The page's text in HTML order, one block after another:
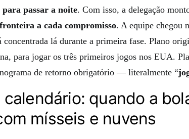
passar a noite. Com isso, a delegação
a cada compromisso. A equipe chegou
concentrada lá durante a primeira fase. Plano
para jogar os três primeiros jogos nos EUA.
de retorno obrigatório — literalmente “
calendário: quando a
mísseis e nuvens